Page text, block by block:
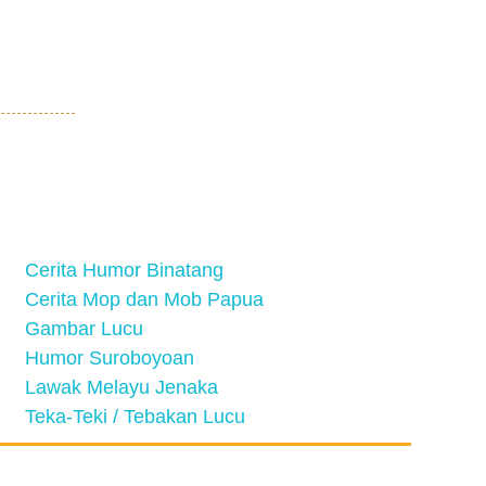
Cerita Humor Binatang
Cerita Mop dan Mob Papua
Gambar Lucu
Humor Suroboyoan
Lawak Melayu Jenaka
Teka-Teki / Tebakan Lucu